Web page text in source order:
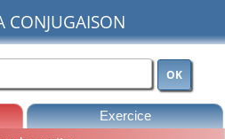
CONJUGAISON
OK
Exercice